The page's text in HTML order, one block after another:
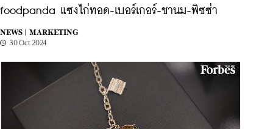
foodpanda แซงไก่ทอด-เบอร์เกอร์-ชานม-พิซซ่า
NEWS |
MARKETING
30 Oct 2024